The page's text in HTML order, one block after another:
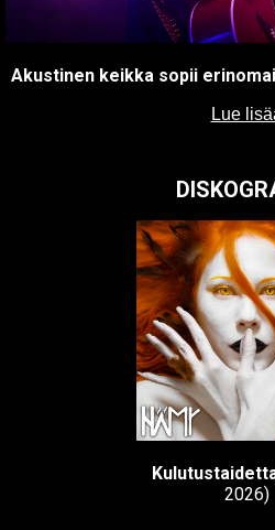
Akustinen keikka sopii
Lue
2026)